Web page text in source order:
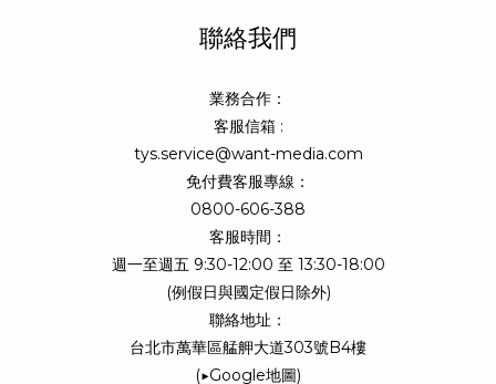
聯絡我們
業務合作：
客服信箱 :
tys.service@want-media.com
免付費客服專線：
0800-606-388
客服時間：
週一至週五 9:30-12:00 至 13:30-18:00
(例假日與國定假日除外)
聯絡地址：
台北市萬華區艋舺大道303號B4樓
(▶Google地圖)